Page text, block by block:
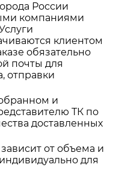
России
компаниями
клиентом
обязательно
почты для
отправки
и
ТК по
доставленных
от объема и
для